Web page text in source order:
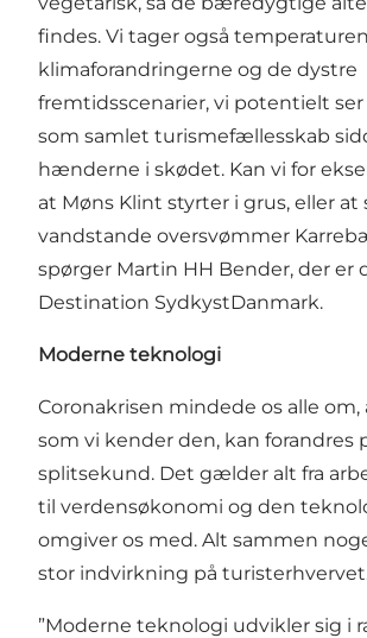
findes. Vi tager også
klimaforandringerne og de dystre
fremtidsscenarier, vi potentielt ser
som samlet turismefællesskab
hænderne i skødet. Kan vi for
at Møns Klint styrter i grus, eller at
vandstande oversvømmer
spørger Martin HH Bender, der er
Destination SydkystDanmark.
Moderne teknologi
Coronakrisen mindede os alle om,
som vi kender den, kan forandres
splitsekund. Det gælder alt fra
til verdensøkonomi og den
omgiver os med. Alt sammen
stor indvirkning på
”Moderne teknologi udvikler sig i